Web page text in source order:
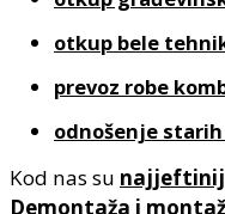
otkup bele
prevoz robe
odnošenje
Kod nas su
Demontaža i